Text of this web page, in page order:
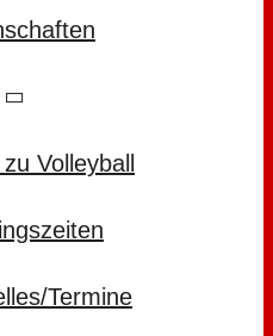
Volleyball
Termine